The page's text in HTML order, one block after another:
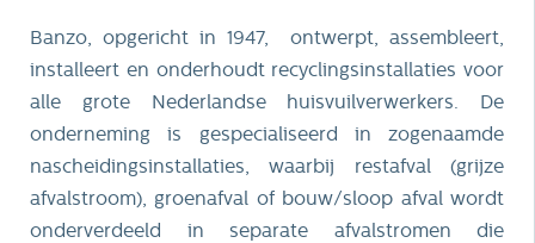
Banzo, opgericht in 1947, ontwerpt, assembleert,
installeert en onderhoudt recyclingsinstallaties voor
alle grote Nederlandse huisvuilverwerkers. De
onderneming is gespecialiseerd in zogenaamde
nascheidingsinstallaties, waarbij restafval (grijze
afvalstroom), groenafval of bouw/sloop afval wordt
onderverdeeld in separate afvalstromen die